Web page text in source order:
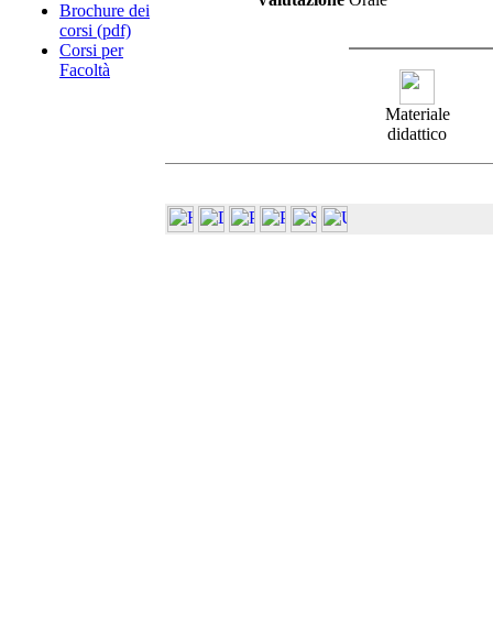
Brochure dei
corsi (pdf)
Corsi per
Facoltà
Materiale
didattico